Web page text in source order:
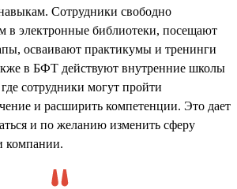
Сотрудники свободно
в электронные библиотеки, посещают
осваивают практикумы и тренинги
в БФТ действуют внутренние школы
сотрудники могут пройти
и расширить компетенции. Это дает
и по желанию изменить сферу
компании.